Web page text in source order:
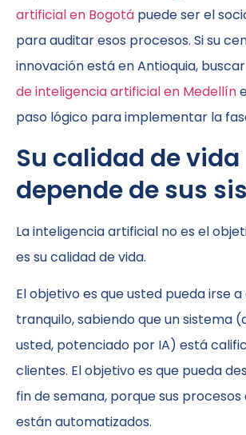
artificial en Bogotá puede ser el
para auditar esos procesos. Si su
innovación está en Antioquia,
de inteligencia artificial en Medellín
paso lógico para implementar la
Su calidad de vida
depende de sus
La inteligencia artificial no es el
es su calidad de vida.
El objetivo es que usted pueda irse
tranquilo, sabiendo que un sistema
usted, potenciado por IA) está
clientes. El objetivo es que pueda
fin de semana, porque sus
están automatizados.